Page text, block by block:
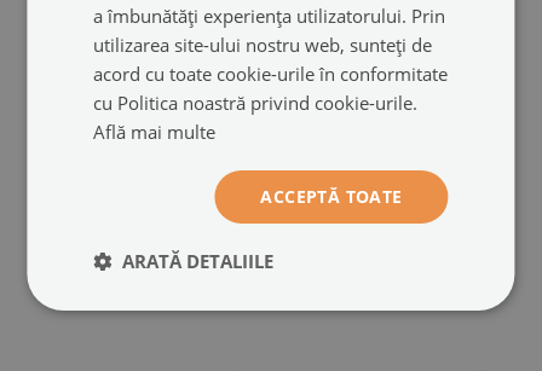
Panouri de sticlă
Negru fundal alb harta(#pk-
399.99 LEI
Panouri de sticlă
dimensiuni din: 100x50
a îmbunătăți experiența utilizatorului. Prin
utilizarea site-ului nostru web, sunteți de
acord cu toate cookie-urile în conformitate
cu Politica noastră privind cookie-urile.
Află mai multe
ACCEPTĂ TOATE
ARATĂ DETALIILE